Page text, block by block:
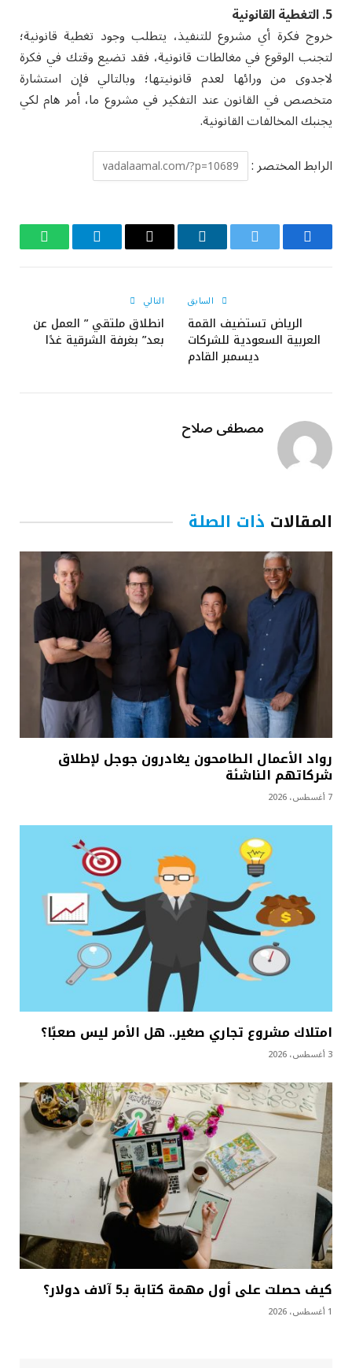
5. التغطية القانونية
خروج فكرة أي مشروع للتنفيذ، يتطلب وجود تغطية قانونية؛
لتجنب الوقوع في مغالطات قانونية، فقد تضيع وقتك في فكرة
لاجدوى من ورائها لعدم قانونيتها؛ وبالتالي فإن استشارة
متخصص في القانون عند التفكير في مشروع ما، أمر هام لكي
يجنبك المخالفات القانونية.
الرابط المختصر :
فيسبوك تويتر لينكدإن
البريد
تيلقرام واتساب
السابق
الرياض تستضيف القمة
العربية السعودية للشركات
ديسمبر القادم
التالي
انطلاق ملتقي ” العمل عن
بعد” بغرفة الشرقية غدًا
مصطفى صلاح
المقالات ذات الصلة
رواد الأعمال الطامحون يغادرون جوجل لإطلاق
شركاتهم الناشئة
7 أغسطس، 2026
امتلاك مشروع تجاري صغير.. هل الأمر ليس صعبًا؟
3 أغسطس، 2026
كيف حصلت على أول مهمة كتابة بـ5 آلاف دولار؟
1 أغسطس، 2026